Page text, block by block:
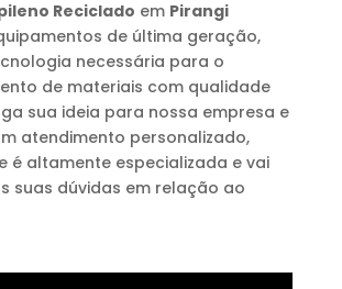
Reciclado em Pirangi
de última geração,
necessária para o
de materiais com qualidade
sua ideia para nossa empresa e
atendimento personalizado,
é altamente especializada e vai
suas dúvidas em relação ao